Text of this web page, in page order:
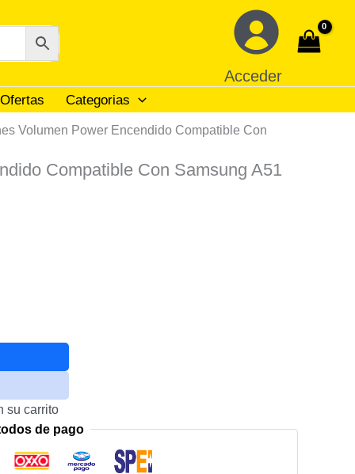
Acceder
Ofertas Categorias
Volumen Power Encendido Compatible Con
Compatible Con Samsung A51
su carrito
de pago